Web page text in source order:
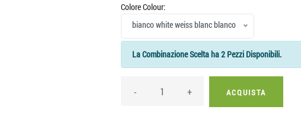
Colore Colour:
bianco white weiss blanc blanco
La Combinazione Scelta ha 2 Pezzi Disponibili.
- + ACQUISTA